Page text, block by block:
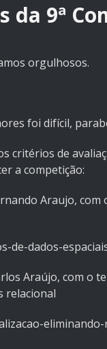
da 9ª
orgulhosos.
foi difícil,
critérios de
a competição:
Araujo, com
de-dados-
Araújo, com o
relacional